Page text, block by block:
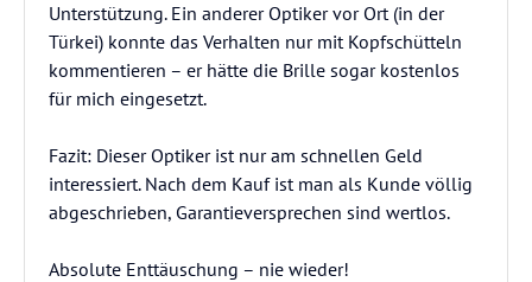
Unterstützung. Ein anderer Optiker vor Ort (in der
Türkei) konnte das Verhalten nur mit Kopfschütteln
kommentieren – er hätte die Brille sogar kostenlos
für mich eingesetzt.
Fazit: Dieser Optiker ist nur am schnellen Geld
interessiert. Nach dem Kauf ist man als Kunde völlig
abgeschrieben, Garantieversprechen sind wertlos.
Absolute Enttäuschung – nie wieder!